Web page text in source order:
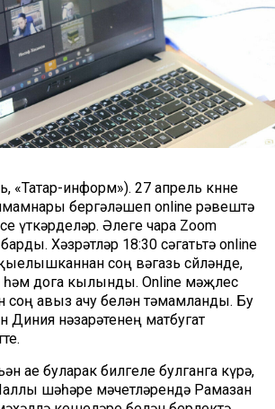
«Татар-информ»). 27 апрель көнне
бергәләшеп online рәвештә
үткәрделәр. Әлеге чара Zoom
Хәзрәтләр 18:30 сәгатьтә online
соң вәгазь сөйләнде,
дога кылынды. Online мәҗлес
соң авыз ачу белән тәмамланды. Бу
Диния нәзарәтенең матбугат
ае буларак билгеле булганга күрә,
шәһәре мәчетләрендә Рамазан